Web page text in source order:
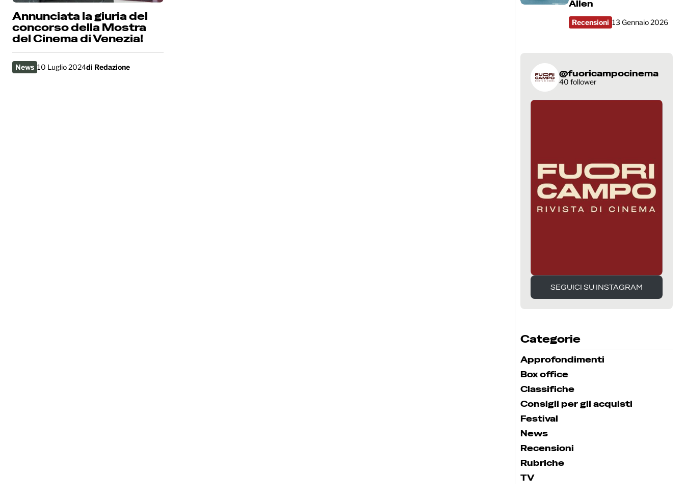
Annunciata la giuria del
concorso della Mostra
del Cinema di Venezia!
News 10 Luglio 2024di Redazione
Allen
Recensioni 13 Gennaio 2026
@fuoricampocinema
40 follower
SEGUICI SU INSTAGRAM
SEGUICI SU INSTAGRAM
Categorie
Approfondimenti
Box office
Classifiche
Consigli per gli acquisti
Festival
News
Recensioni
Rubriche
TV